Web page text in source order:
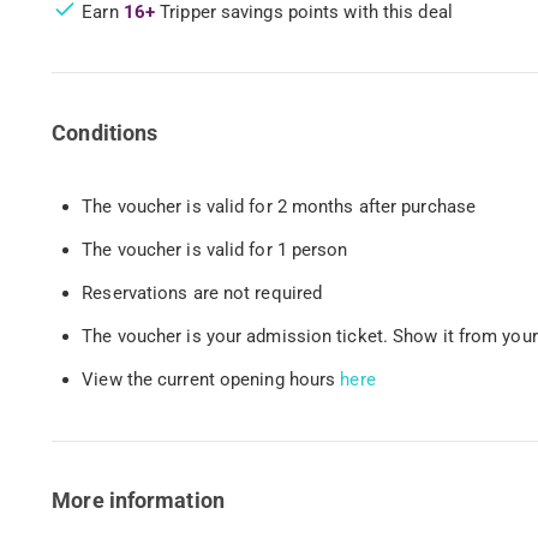
Earn 16+ Tripper savings points with this deal
Conditions
The voucher is valid for 2 months after purchase
The voucher is valid for 1 person
Reservations are not required
The voucher is your admission ticket. Show it from
View the current opening hours here
More information